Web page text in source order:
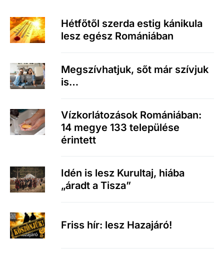
Hétfőtől szerda estig kánikula
lesz egész Romániában
Megszívhatjuk, sőt már szívjuk
is…
Vízkorlátozások Romániában:
14 megye 133 települése
érintett
Idén is lesz Kurultaj, hiába
„áradt a Tisza”
Friss hír: lesz Hazajáró!